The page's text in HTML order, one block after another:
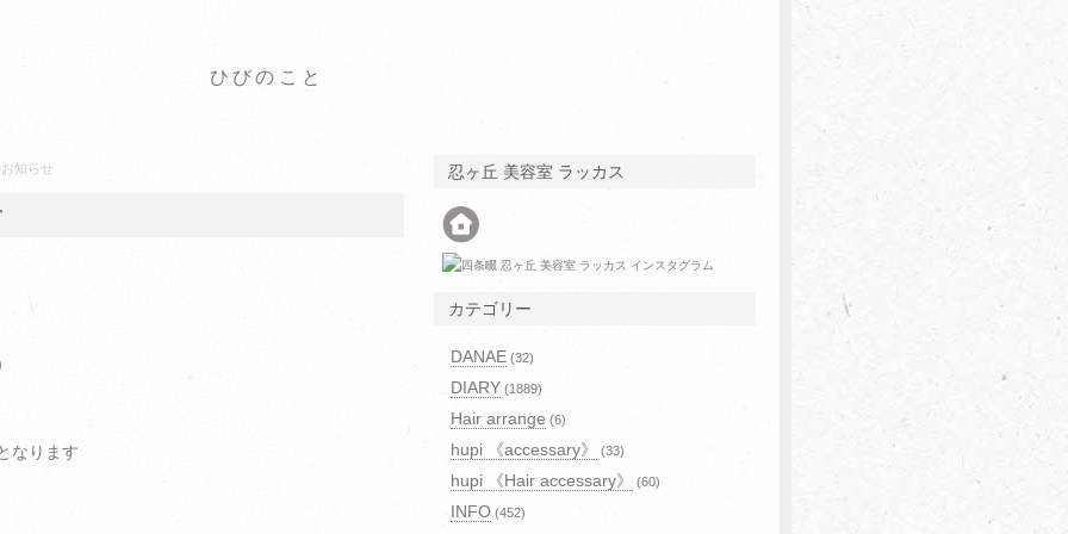
ひびのこと
知らせ
なります
忍ヶ丘 美容室 ラッカス
カテゴリー
DANAE (32)
DIARY (1889)
Hair arrange (6)
hupi 《accessary》 (33)
hupi 《Hair accessary》 (60)
INFO (452)